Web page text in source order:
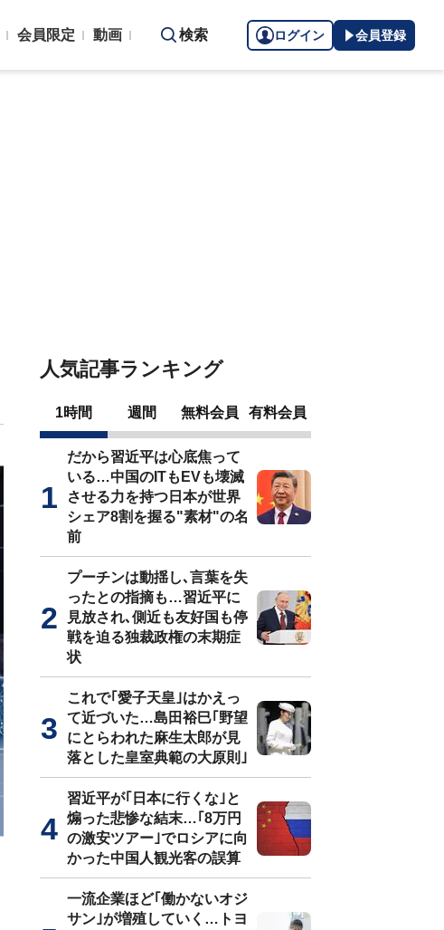
会員限定 動画 検索 ログイン 会員登録
※写真はイメージです
人気記事ランキング
1時間 週間 無料会員 有料会員
だから習近平は心底焦って
いる…中国のITもEVも壊滅
させる力を持つ日本が世界
シェア8割を握る"素材"の名
前
プーチンは動揺し､言葉を失
ったとの指摘も…習近平に
見放され､側近も友好国も停
戦を迫る独裁政権の末期症
状
これで｢愛子天皇｣はかえっ
て近づいた…島田裕巳｢野望
にとらわれた麻生太郎が見
落とした皇室典範の大原則｣
習近平が｢日本に行くな｣と
煽った悲惨な結末…｢8万円
の激安ツアー｣でロシアに向
かった中国人観光客の誤算
一流企業ほど｢働かないオジ
サン｣が増殖していく…トヨ